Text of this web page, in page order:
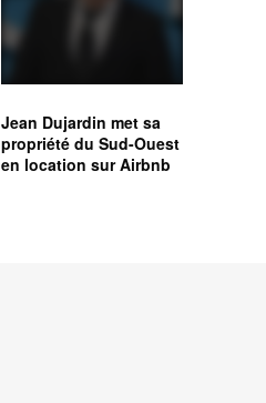
Jean Dujardin met sa
propriété du Sud-Ouest
en location sur Airbnb